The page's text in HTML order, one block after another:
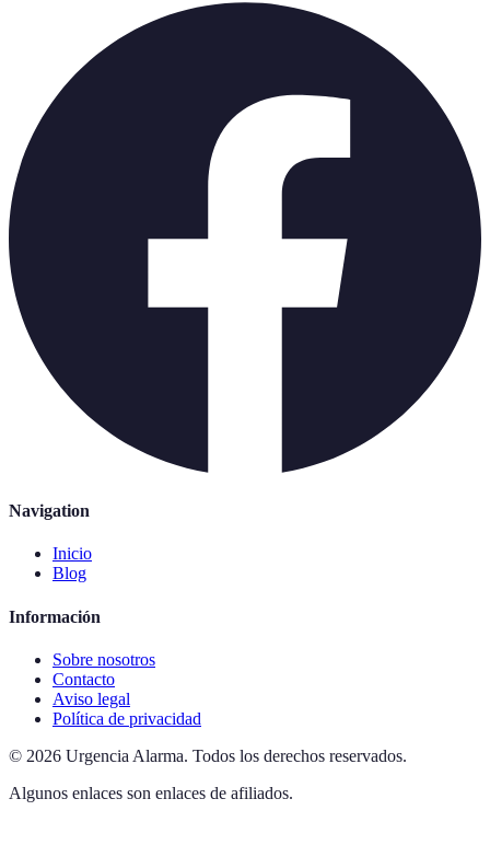
Navigation
Inicio
Blog
Información
Sobre nosotros
Contacto
Aviso legal
Política de privacidad
© 2026 Urgencia Alarma. Todos los derechos reservados.
Algunos enlaces son enlaces de afiliados.